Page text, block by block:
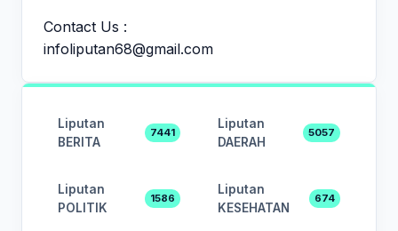
Contact Us :
infoliputan68@gmail.com
Liputan
BERITA
7441
Liputan
DAERAH
5057
Liputan
POLITIK
1586
Liputan
KESEHATAN
674